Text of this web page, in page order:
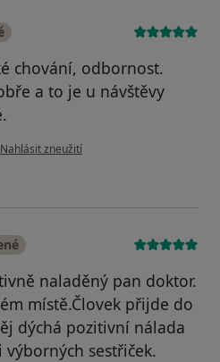
chování, odbornost.
a to je u návštěvy
podle názoru uživatele Petr P.
Nahlásit zneužití
naladěný pan doktor.
místě.Človek přijde do
dýchá pozitivní nálada
sestřiček.